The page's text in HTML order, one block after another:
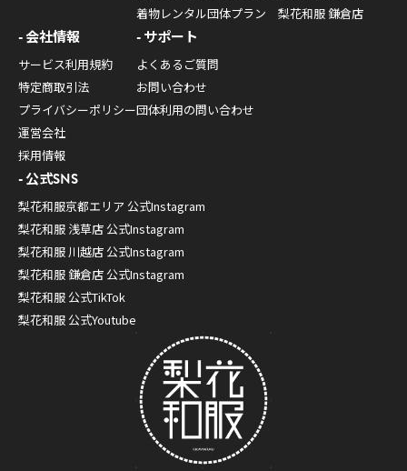
着物レンタル団体プラン
梨花和服 鎌倉店
会社情報
サービス利用規約
特定商取引法
プライバシーポリシー
運営会社
採用情報
サポート
よくあるご質問
お問い合わせ
団体利用の問い合わせ
公式SNS
梨花和服京都エリア 公式Instagram
梨花和服 浅草店 公式Instagram
梨花和服 川越店 公式Instagram
梨花和服 鎌倉店 公式Instagram
梨花和服 公式TikTok
梨花和服 公式Youtube